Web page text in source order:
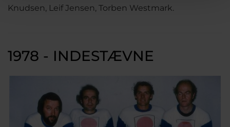
Knudsen, Leif Jensen, Torben Westmark.
1978 - INDESTÆVNE